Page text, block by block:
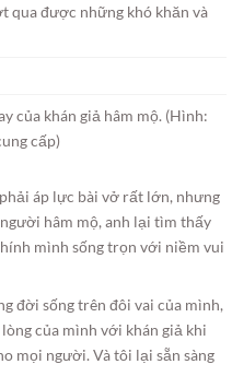
qua được những khó khăn và
của khán giả hâm mộ. (Hình:
cấp)
áp lực bài vở rất lớn, nhưng
hâm mộ, anh lại tìm thấy
mình sống trọn với niềm vui
đời sống trên đôi vai của mình,
của mình với khán giả khi
mọi người. Và tôi lại sẵn sàng